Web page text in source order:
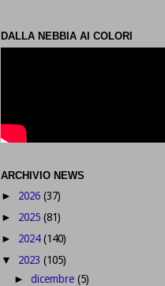
DALLA NEBBIA AI COLORI
ARCHIVIO NEWS
► 2026 (37)
► 2025 (81)
► 2024(140)
▼ 2023 (105)
►dicembre(5)